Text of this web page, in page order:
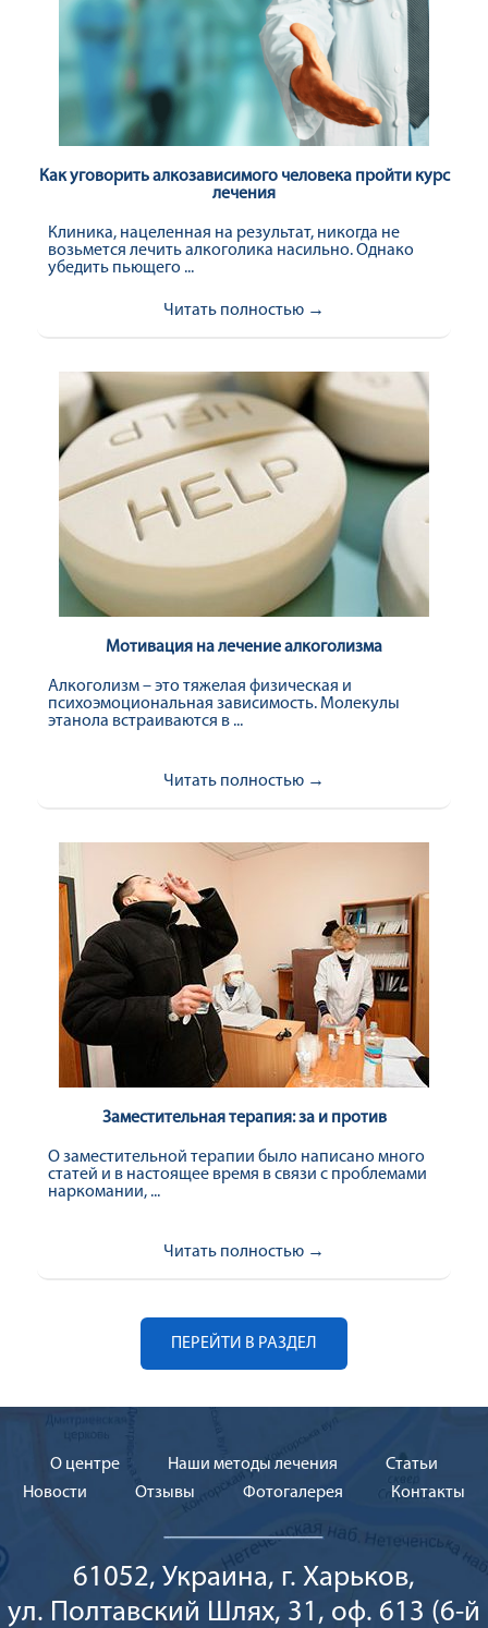
Как уговорить алкозависимого человека пройти курс
лечения
Клиника, нацеленная на результат, никогда не
возьмется лечить алкоголика насильно. Однако
убедить пьющего ...
Читать полностью →
Мотивация на лечение алкоголизма
Алкоголизм – это тяжелая физическая и
психоэмоциональная зависимость. Молекулы
этанола встраиваются в ...
Читать полностью →
Заместительная терапия: за и против
О заместительной терапии было написано много
статей и в настоящее время в связи с проблемами
наркомании, ...
Читать полностью →
ПЕРЕЙТИ В РАЗДЕЛ
О центре Наши методы лечения
Cтатьи
Новости
Отзывы Фотогалерея Контакты
61052, Украина, г. Харьков,
ул. Полтавский Шлях, 31, оф. 613 (6-й